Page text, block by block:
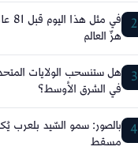
2 في
هزّ العالم
3 هل ستنسحب الولايات
في الشرق الأوسط؟
4 بالصور: سمو السّيد بلعرب
مسقط